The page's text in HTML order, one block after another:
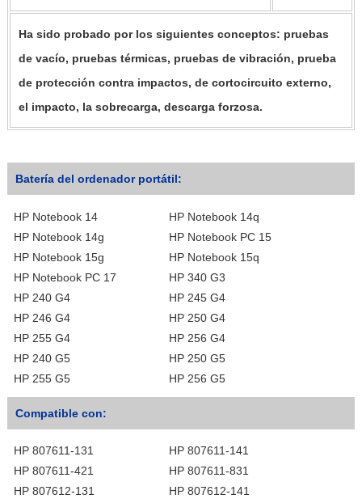
Ha sido probado por los siguientes conceptos: pruebas
de vacío, pruebas térmicas, pruebas de vibración, prueba
de protección contra impactos, de cortocircuito externo,
el impacto, la sobrecarga, descarga forzosa.
Batería del ordenador portátil:
HP Notebook 14
HP Notebook 14q
HP Notebook 14g
HP Notebook PC 15
HP Notebook 15g
HP Notebook 15q
HP Notebook PC 17
HP 340 G3
HP 240 G4
HP 245 G4
HP 246 G4
HP 250 G4
HP 255 G4
HP 256 G4
HP 240 G5
HP 250 G5
HP 255 G5
HP 256 G5
Compatible con:
HP 807611-131
HP 807611-141
HP 807611-421
HP 807611-831
HP 807612-131
HP 807612-141